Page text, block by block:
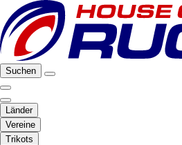
Suchen
Länder
Vereine
Trikots